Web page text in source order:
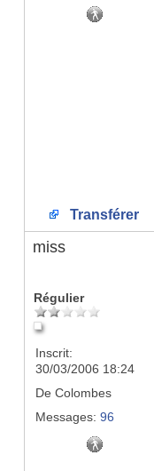
Transférer
miss
Régulier
Inscrit:
30/03/2006 18:24
De Colombes
Messages: 96